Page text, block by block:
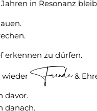
in Resonanz
erkennen zu dürfen.
wieder Freude&
davor.
danach.